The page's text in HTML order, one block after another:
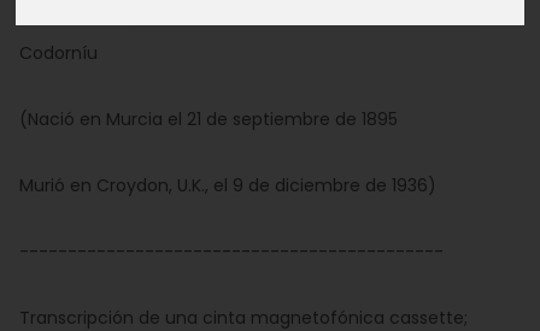
Codorníu
(Nació en Murcia el 21 de septiembre de 1895
Murió en Croydon, U.K., el 9 de diciembre de 1936)
--------------------------------------------
Transcripción de una cinta magnetofónica cassette;